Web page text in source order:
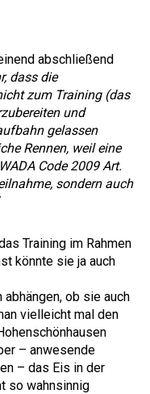
abschließend
dass die
zum Training (das
und
gelassen
Rennen, weil eine
Code 2009 Art.
sondern auch
Training im Rahmen
könnte sie ja auch
abhängen, ob sie auch
vielleicht mal den
– anwesende
– das Eis in der
so wahnsinnig